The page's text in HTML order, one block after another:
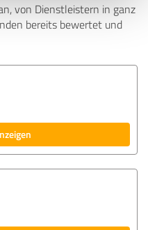
von Dienstleistern in ganz
bereits bewertet und